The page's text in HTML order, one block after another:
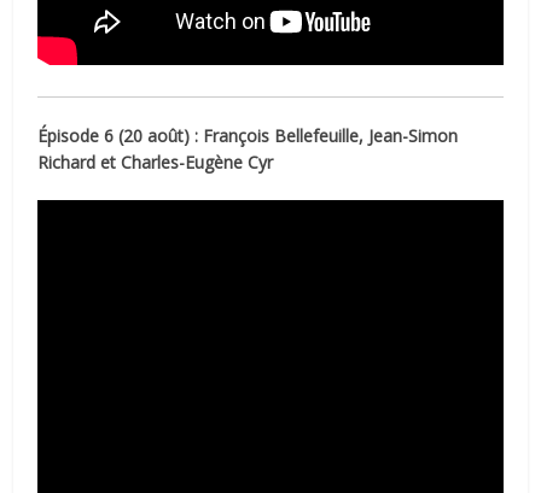
Épisode 6 (20 août) : François Bellefeuille, Jean-Simon
Richard et Charles-Eugène Cyr